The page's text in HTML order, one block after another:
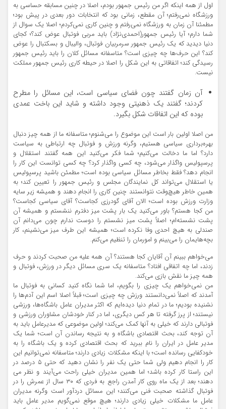
اول از همه اینکه اگر من رئیس جمهور بودم، اصلا در چنین مسابقه حساسی به
ورزشگاه نمی‌رفتم؛ آن مقطع، زمانی بود که انتخابات دور بعدی در پیش بود؛
مطمئنا آن زمان به ورزشگاه نمی‌رفتم و چنین کاری نمی‌کردم؛ اصلا یک سوال از
شما دارم؛ آیا رئیس جمهور(احمدی‌نژاد) باید مربی فوتبال عوض کند؟؛ کجای
دنیا دیدید که یک رئیس جمهور سرمربیان فوتبال، والیبال و بسکتبال را عوض
کند؟ این حرف‌ها چه چیزی است؟ متاسفانه مسائل کلان را باید رئیس جمهور
رسیدگی کند؛ اتفاقاتی به این شکل را اصلا در حیطه کاری رئیس جمهور مملکت
نیست.
آن زمان گفتند چون فضای سیاسی است، این مسائل را مطرح
کردند؛ گفتند یک ذهنیتی وجود داشته و شاید این باخت عمدی
بوده که این اتفاقات شکل بگیرد.
من اصلا اولین بار است این موضوع را می‌شنوم؛ متاسفانه ما از همه چیز دنبال
بهره‌برداری سیاسی هستیم، وگرنه ورزش و فوتبال چه ارتباطی به سیاست
دارد؟ اما ما دخالت می‌کنیم؛ شما فکر می‌کنید این همه گفتند استقلال و
پرسپولیس واگذار می‌شود، چه کسی واگذار کرد؟ چه کسی توانست این کار را
انجام دهد؟ فقط بخاطر مسائل سیاسی بوده است؛ مطمئن باشید پرسپولیس
یا استقلال می‌تواند کل نمایندگان مجلس و رئیس جمهور را تعیین کند؛ به
همین خاطر هیچ‌وقت نتوانستند چنین کاری را انجام دهند و همیشه زیر سایه
وزارت ورزش بوده است؛ الان آقای گودرزی کجاست؟ آقای سیاسی کجاست؟
من کجا هستم؟ باور می‌کنید یک بار پشت میز دفترم ننشستم و همیشه آن
پشت نشسته‌ام؛ اصلاً پشت میز نشستم را دوست ندارم چون می‌دانم آن
صندلی به هیچ احدی وفا نکرده است؛ همیشه این طرف میز می‌نشینم، کار
بچه‌هایمان را می‌بینم و امورمان را تنظیم می‌کنم.
می‌خواهم ببینم آن آقایان کجا هستند؟ آن همه علیه من صحبت کردند و حرف
زدند، اما چه اتفاقی افتاد؟ متاسفانه یک سری مسائل دیگر در ورزش، فوتبال و
همه چیز ما نقش بازی می‌کند.
من نمی‌خواهم یک چیزی را بگویم، اما شما نگاه کنید کسانی به فوتبال ما
آمدند که اصلاً نمی‌دانستند ورزش چه چیزی است؛ قبلاً اصلا اسم این آدم‌ها را
نشنیده بودیم؛ ما در تمام دنیا دیده‌ایم که اکثر مدیران عامل باشگاه‌ها، ورزشی
نیستند؛ از پرز گرفته تا هر کس دیگری، اما در کنار خودشان مشاوران ورزشی و
فوتبالی دارند که خیلی به آنها کمک می‌کند؛ اولین موضوعی که مدیرعامل باید به
آن توجه کند، بحث اقتصادی باشگاه و به نتیجه رساندن آن است؛ شما یک
مدیر عامل در ایران را نام ببرید که بحث اقتصادی کرده و یک باشگاه را به
خودکفایی رسانده است؛ با اینکه مشکلات زیادی دارند؛ متاسفانه نمی‌توانیم این
کار را انجام دهیم ولی شما حتی یک نفر را نشان دهید که حتی ۵ درصد در
این راستا کار کرده باشد؛ اما همین مدیران خیلی راحت می‌آیند و نظر می
دهند؛ بعد از یک ماه روی کار آمدن راجع به فردی که ۳۰ سال از عمرش را در
فوتبال گذاشته صحبت فنی می‌کنند؛ این مسائل دردآور است وگرنه مدیران
عامل ما مشکلات خیلی زیادی دارند؛ هیچ موقع نمی‌گویم مدیر عامل باید